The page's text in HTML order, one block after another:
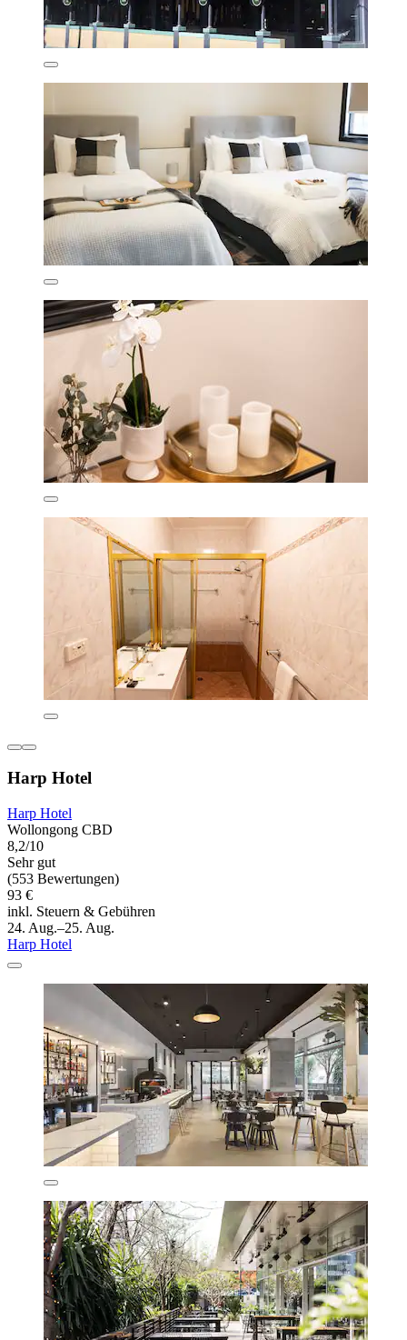
Harp Hotel
Harp Hotel
Wollongong CBD
8,2/10
Sehr gut
(553 Bewertungen)
93 €
inkl. Steuern & Gebühren
24. Aug.–25. Aug.
Harp Hotel